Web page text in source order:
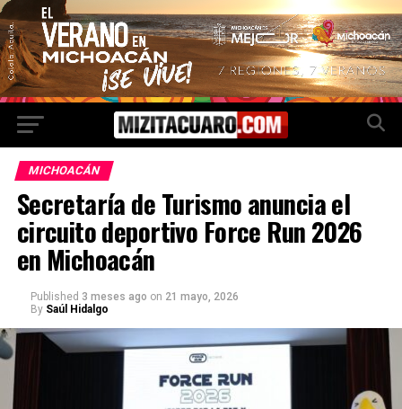
MICHOACÁN
Secretaría de Turismo anuncia el
circuito deportivo Force Run 2026
en Michoacán
Published 3 meses ago on 21 mayo, 2026
By Saúl Hidalgo